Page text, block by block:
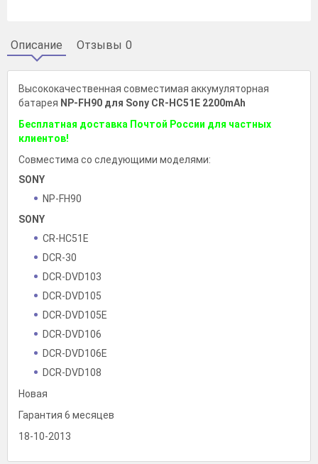
Описание Отзывы 0
Высококачественная совместимая аккумуляторная
батарея NP-FH90 для Sony CR-HC51E 2200mAh
Бесплатная доставка Почтой России для частных
клиентов!
Совместима со следующими моделями:
SONY
NP-FH90
SONY
CR-HC51E
DCR-30
DCR-DVD103
DCR-DVD105
DCR-DVD105E
DCR-DVD106
DCR-DVD106E
DCR-DVD108
DCR-DVD109
DCR-DVD109E
DCR-DVD110E
Новая
Гарантия 6 месяцев
18-10-2013